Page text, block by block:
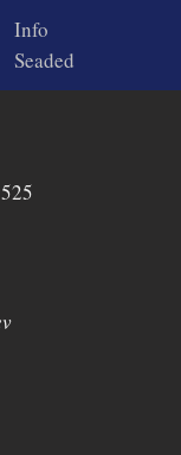
Info
Seaded